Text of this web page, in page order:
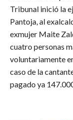
Tribunal inició la
Pantoja, al
exmujer Maite
cuatro personas
voluntariamente
caso de la
pagado ya